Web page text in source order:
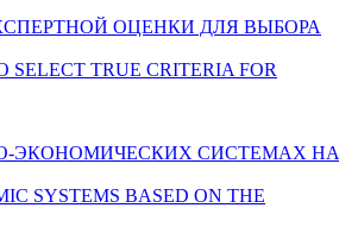
ЭКСПЕРТНОЙ ОЦЕНКИ ДЛЯ ВЫБОРА
SELECT TRUE CRITERIA FOR
ЭКОНОМИЧЕСКИХ СИСТЕМАХ НА
SYSTEMS BASED ON THE